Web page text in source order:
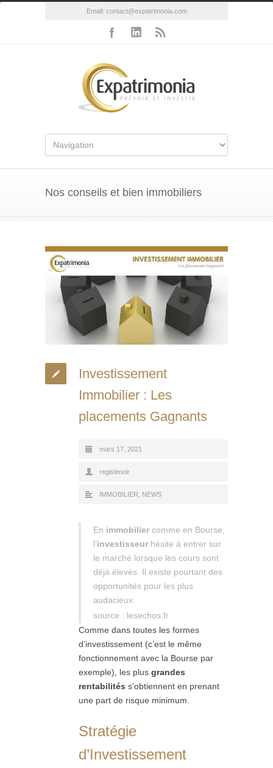
Email: contact@expatrimonia.com
Nos conseils et bien immobiliers
Investissement
Immobilier : Les
placements Gagnants
mars 17, 2021
regislenoir
IMMOBILIER NEWS
En immobilier comme en Bourse,
l’investisseur hésite à entrer sur
le marché lorsque les cours sont
déjà élevés. Il existe pourtant des
opportunités pour les plus
audacieux.
source : lesechos.fr
Comme dans toutes les formes
d’investissement (c’est le même
fonctionnement avec la Bourse par
exemple), les plus grandes
rentabilités s’obtiennent en prenant
une part de risque minimum.
Stratégie
d’Investissement